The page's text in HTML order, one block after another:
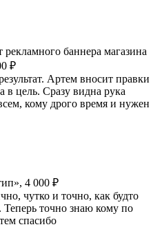
баннера магазина
₽
Артем вносит правки
в цель. Сразу видна рука
кому дрого время и нужен
4 000 ₽
чутко и точно, как будто
Теперь точно знаю кому по
спасибо